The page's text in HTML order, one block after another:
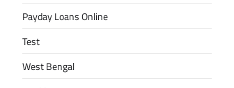
Payday Loans Online
Test
West Bengal